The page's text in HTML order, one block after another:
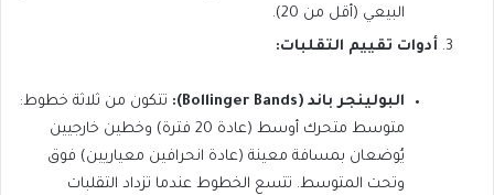
البيعي (أقل من 20).
أدوات تقييم التقلبات:
البولينجر باند (Bollinger Bands):
تتكون من ثلاثة خطوط:
متوسط متحرك أوسط (عادة 20 فترة) وخطين خارجيين
يُوضعان بمسافة معينة (عادة انحرافين معياريين) فوق
وتحت المتوسط. تتسع الخطوط عندما تزداد التقلبات